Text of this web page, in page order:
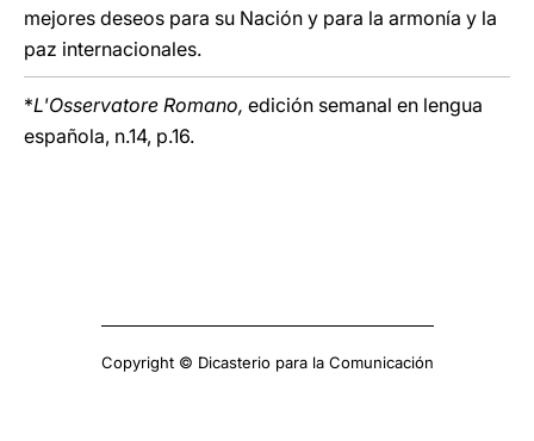
mejores deseos para su Nación y para la armonía y la
paz internacionales.
*L'Osservatore Romano, edición semanal en lengua
española, n.14, p.16.
Copyright © Dicasterio para la Comunicación